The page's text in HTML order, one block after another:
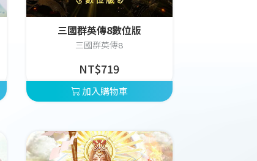
三國群英傳8數位版
三國群英傳8
NT$719
加入購物車